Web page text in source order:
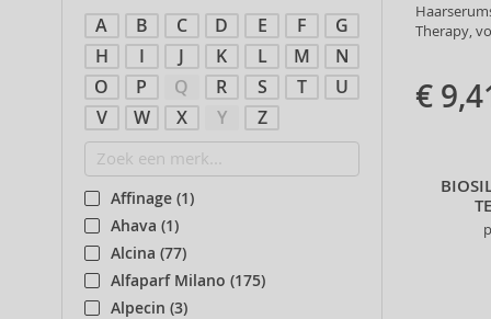
Therapy,
€
Haarmaskers (1)
Onderhoud zonder spoelen (6)
Haargels (1)
Haarlakken (2)
Haarverharders (1)
Vormgevende pasta's, crèmes en
Haarserums (3)
Styling sprays (5)
Hittebescherming voor het haar
(1)
A B C D E F
G
H
I J K L M
N
O
P Q R S T
U
V
W X Y Z
Affinage (1)
Ahava (1)
Alcina (77)
Alfaparf Milano (175)
Alpecin (3)